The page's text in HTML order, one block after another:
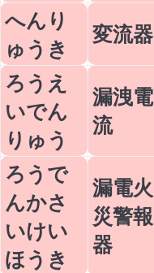
へんり
ゅうき
変流器
ろうえ
いでん
りゅう
漏洩電
流
ろうで
んかさ
いけい
ほうき
漏電火
災警報
器